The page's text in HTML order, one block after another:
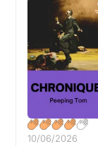
10/06/2026